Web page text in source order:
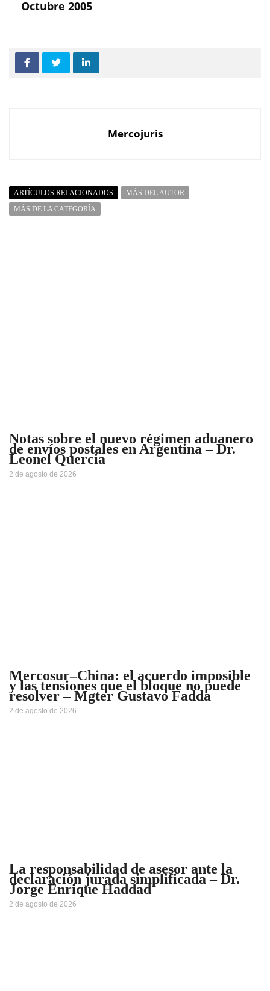
Octubre 2005
Mercojuris
ARTÍCULOS RELACIONADOS
MÁS DEL AUTOR
MÁS DE LA CATEGORÍA
Notas sobre el nuevo régimen aduanero
de envíos postales en Argentina – Dr.
Leonel Quercia
2 de agosto de 2026
Mercosur–China: el acuerdo imposible
y las tensiones que el bloque no puede
resolver – Mgter Gustavo Fadda
2 de agosto de 2026
La responsabilidad de asesor ante la
declaración jurada simplificada – Dr.
Jorge Enrique Haddad
2 de agosto de 2026